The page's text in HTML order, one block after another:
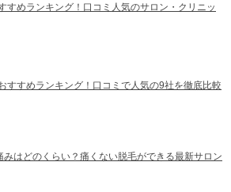
すめランキング！口コミ人気のサロン・クリニッ
すすめランキング！口コミで人気の9社を徹底比較
みはどのくらい？痛くない脱毛ができる最新サロン